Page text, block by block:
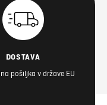
DOSTAVA
pošiljka v države EU